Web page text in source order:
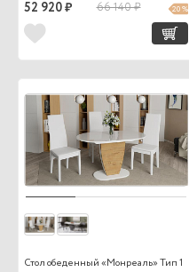
52 920 ₽ 66 140 ₽ 20 %
Стол обеденный «Монреаль» Тип 1